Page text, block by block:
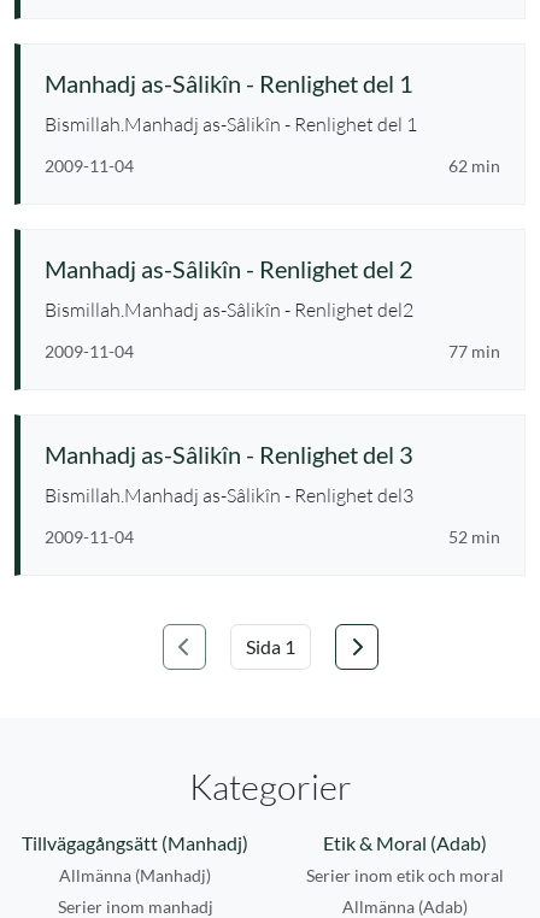
Manhadj as-Sâlikîn - Renlighet del 1
Bismillah.Manhadj as-Sâlikîn - Renlighet del 1
2009-11-04 62 min
Manhadj as-Sâlikîn - Renlighet del 2
Bismillah.Manhadj as-Sâlikîn - Renlighet del2
2009-11-04 77 min
Manhadj as-Sâlikîn - Renlighet del 3
Bismillah.Manhadj as-Sâlikîn - Renlighet del3
2009-11-04 52 min
Föregående
Välj sida
Nästa
Kategorier
Tillvägagångsätt (Manhadj)
Allmänna (Manhadj)
Serier inom manhadj
Etik & Moral (Adab)
Serier inom etik och moral
Allmänna (Adab)